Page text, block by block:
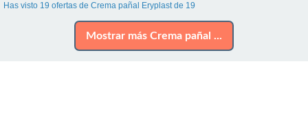
Has visto 19 ofertas de Crema pañal Eryplast de 19
Mostrar más Crema pañal ...